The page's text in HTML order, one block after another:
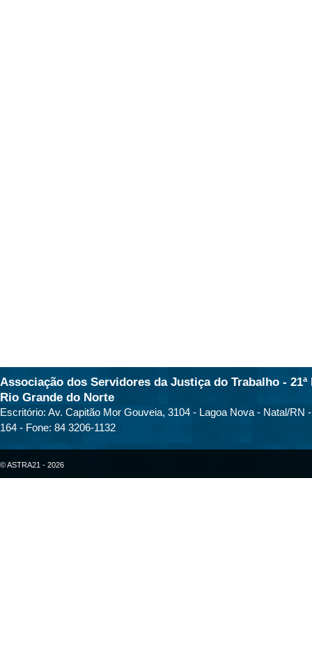
Associação dos Servidores da Justiça do Trabalho - 21ª
Rio Grande do Norte
Escritório: Av. Capitão Mor Gouveia, 3104 - Lagoa Nova - Natal/RN
164 - Fone: 84 3206-1132
© ASTRA21 - 2026